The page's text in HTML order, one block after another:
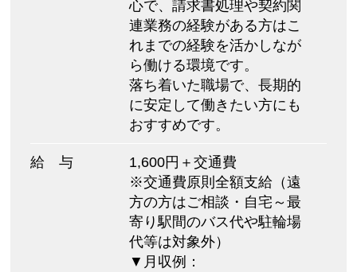
心で、請求書処理や契約関
連業務の経験がある方はこ
れまでの経験を活かしなが
ら働ける環境です。
落ち着いた職場で、長期的
に安定して働きたい方にも
おすすめです。
給 与
1,600円＋交通費
※交通費原則全額支給（遠
方の方はご相談・自宅～最
寄り駅間のバス代や駐輪場
代等は対象外）
▼月収例：